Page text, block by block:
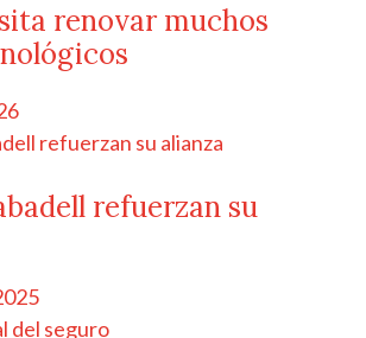
renovar muchos
refuerzan su